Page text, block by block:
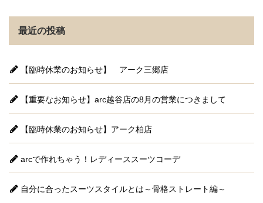
最近の投稿
【臨時休業のお知らせ】 アーク三郷店
【重要なお知らせ】arc越谷店の8月の営業につきまして
【臨時休業のお知らせ】アーク柏店
arcで作れちゃう！レディーススーツコーデ
自分に合ったスーツスタイルとは～骨格ストレート編～